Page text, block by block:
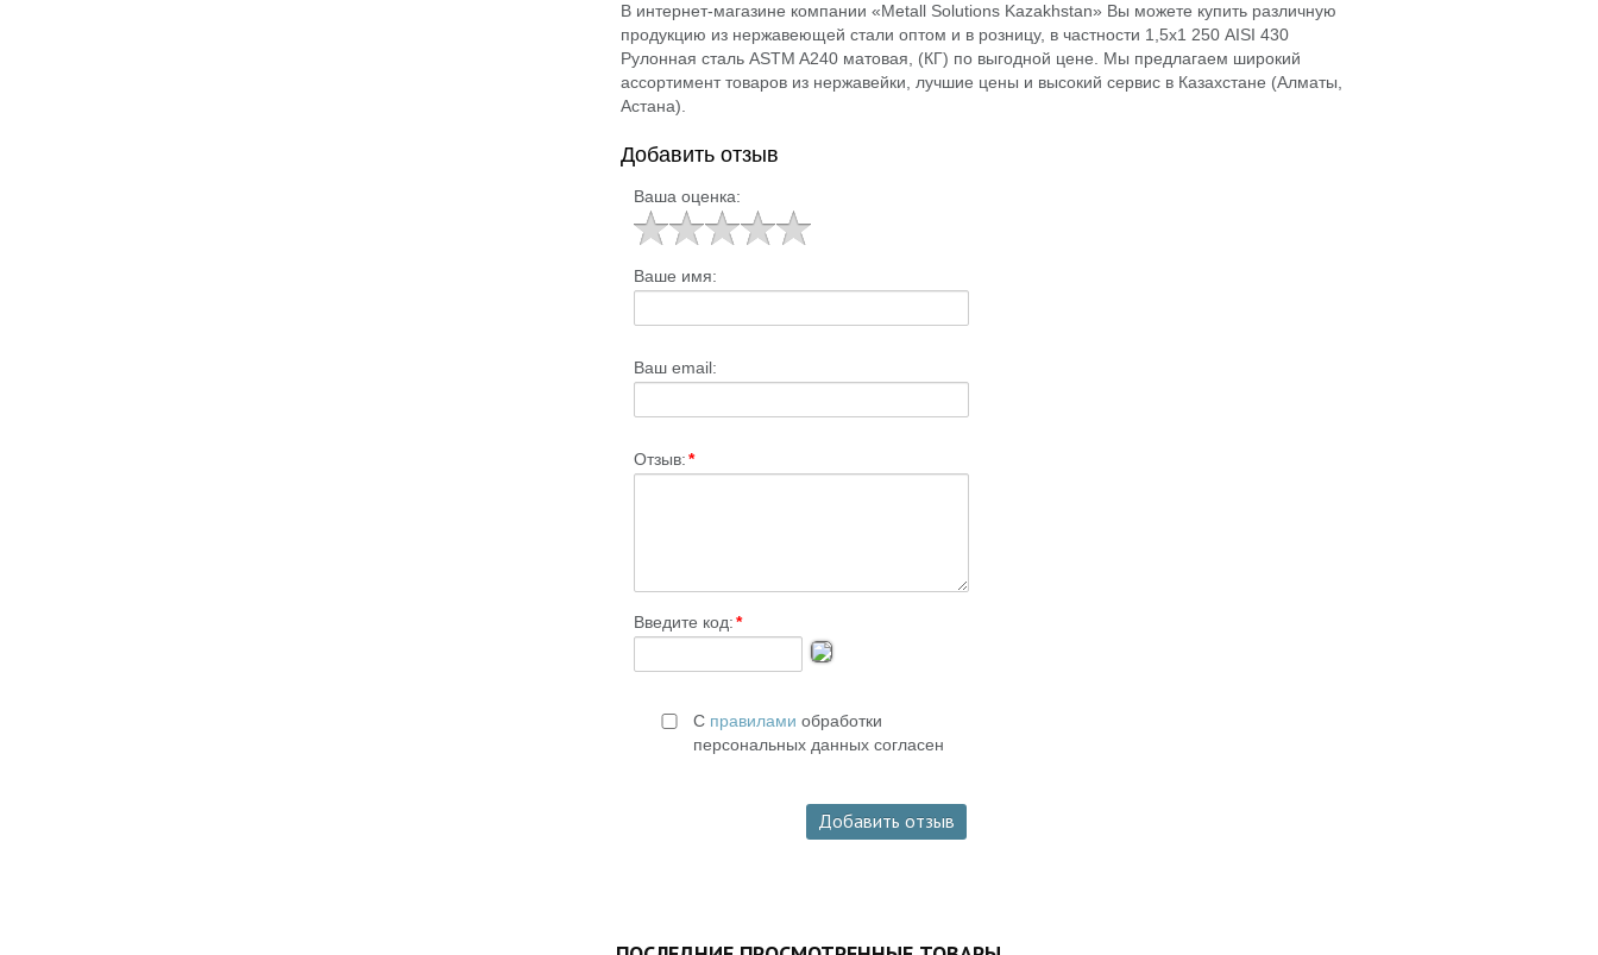
В интернет-магазине компании «Metall Solutions Kazakhstan» Вы можете купить различную
продукцию из нержавеющей стали оптом и в розницу, в частности 1,5х1 250 AISI 430
Рулонная сталь ASTM A240 матовая, (КГ) по выгодной цене. Мы предлагаем широкий
ассортимент товаров из нержавейки, лучшие цены и высокий сервис в Казахстане (Алматы,
Астана).
Добавить отзыв
Ваша оценка:
Ваше имя:
Ваш email:
Отзыв:*
Введите код:*
С правилами обработки
персональных данных согласен